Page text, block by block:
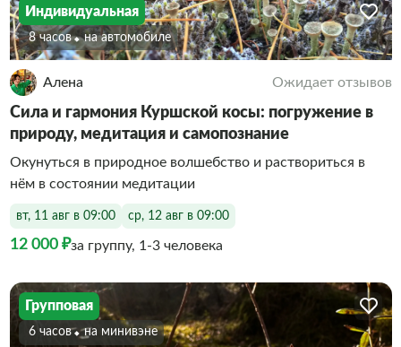
Индивидуальная
8 часов На автомобиле
Алена Ожидает отзывов
Сила и гармония Куршской косы: погружение в
природу, медитация и самопознание
Окунуться в природное волшебство и раствориться в
нём в состоянии медитации
вт, 11 авг в 09:00 ср, 12 авг в 09:00
12 000 ₽за группу, 1-3 человека
Групповая
6 часов На минивэне